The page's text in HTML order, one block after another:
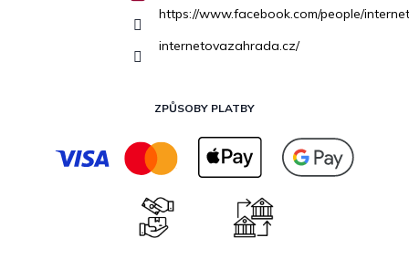
https://www.facebook.com/people/
internetovazahrada.cz/
ZPŮSOBY PLATBY